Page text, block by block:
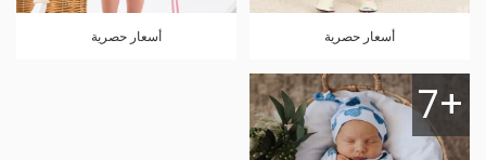
أسعار حصرية أسعار حصرية
7+